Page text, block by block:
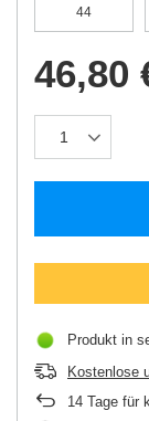
44
46,80
Produkt in
Kostenlose
14 Tage für